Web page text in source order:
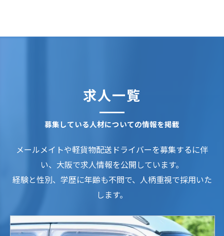
募集している人材についての情報を掲載
求人一覧
メールメイトや軽貨物配送ドライバーを募集するに伴
い、大阪で求人情報を公開しています。
経験と性別、学歴に年齢も不問で、人柄重視で採用いた
します。